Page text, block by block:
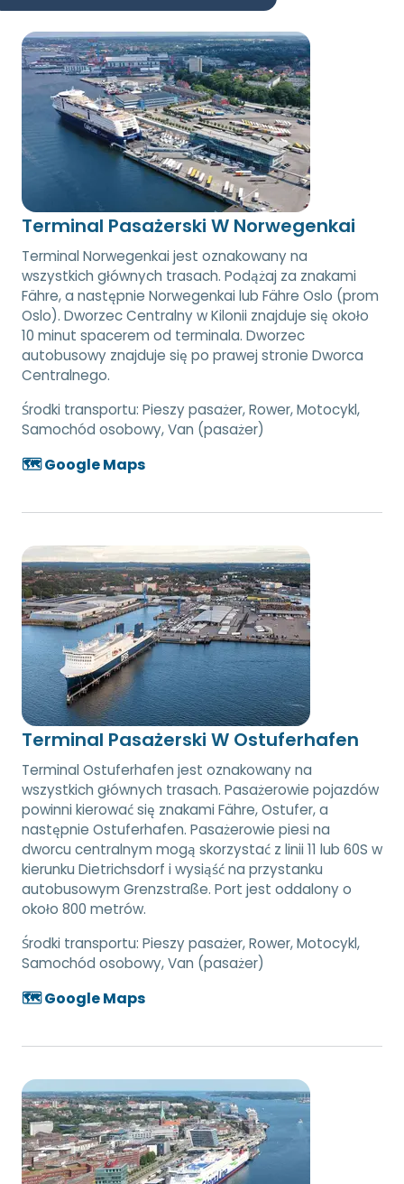
Terminal Pasażerski W Norwegenkai
Terminal Norwegenkai jest oznakowany na
wszystkich głównych trasach. Podążaj za znakami
Fähre, a następnie Norwegenkai lub Fähre Oslo (prom
Oslo). Dworzec Centralny w Kilonii znajduje się około
10 minut spacerem od terminala. Dworzec
autobusowy znajduje się po prawej stronie Dworca
Centralnego.
Środki transportu: Pieszy pasażer, Rower, Motocykl,
Samochód osobowy, Van (pasażer)
🗺️ Google Maps
Terminal Pasażerski W Ostuferhafen
Terminal Ostuferhafen jest oznakowany na
wszystkich głównych trasach. Pasażerowie pojazdów
powinni kierować się znakami Fähre, Ostufer, a
następnie Ostuferhafen. Pasażerowie piesi na
dworcu centralnym mogą skorzystać z linii 11 lub 60S w
kierunku Dietrichsdorf i wysiąść na przystanku
autobusowym Grenzstraße. Port jest oddalony o
około 800 metrów.
Środki transportu: Pieszy pasażer, Rower, Motocykl,
Samochód osobowy, Van (pasażer)
🗺️ Google Maps